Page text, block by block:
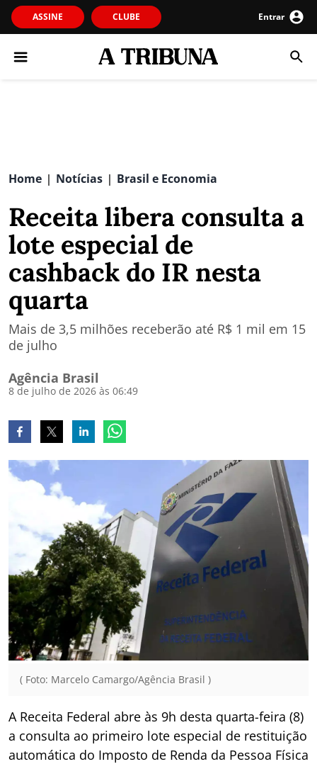
ASSINE CLUBE Entrar
Home | Notícias | Brasil e Economia
Receita libera consulta a
lote especial de
cashback do IR nesta
quarta
Mais de 3,5 milhões receberão até R$ 1 mil em 15
de julho
Agência Brasil
8 de julho de 2026 às 06:49
( Foto: Marcelo Camargo/Agência Brasil )
A Receita Federal abre às 9h desta quarta-feira (8)
a consulta ao primeiro lote especial de restituição
automática do Imposto de Renda da Pessoa Física